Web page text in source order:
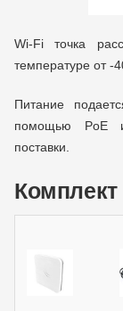
Wi-Fi точка
температуре от -
Питание
помощью PoE
поставки.
Комплект